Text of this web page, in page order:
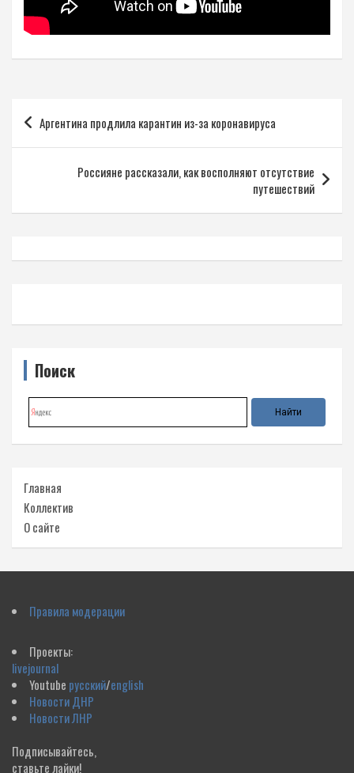
Навигация
по Аргентина продлила карантин из-за коронавируса
Россияне рассказали, как восполняют отсутствие
путешествий
Поиск
Главная
Коллектив
О сайте
Правила модерации
Проекты:
livejournal
Youtube русский/english
Новости ДНР
Новости ЛНР
Подписывайтесь,
ставьте лайки!